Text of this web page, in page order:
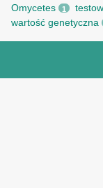
Omycetes 1
wartość genetyczna